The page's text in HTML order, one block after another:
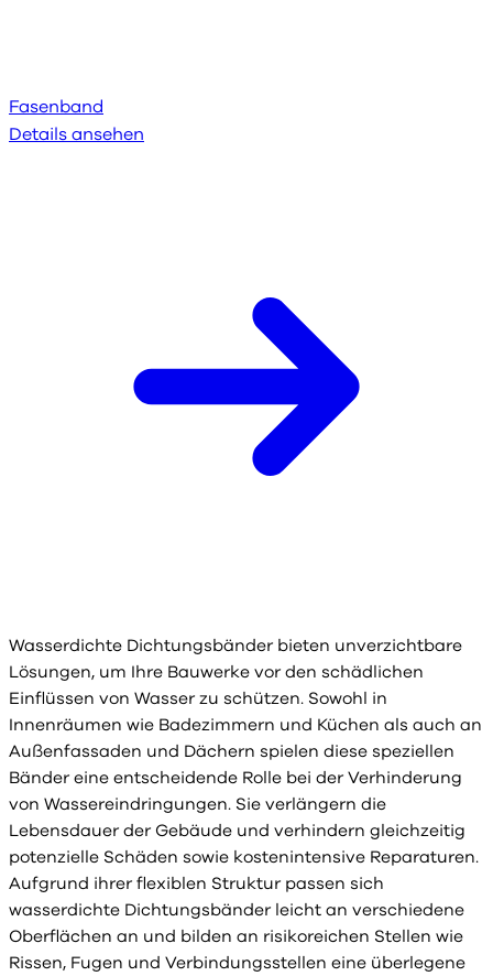
Fasenband
Details ansehen
Wasserdichte Dichtungsbänder bieten unverzichtbare
Lösungen, um Ihre Bauwerke vor den schädlichen
Einflüssen von Wasser zu schützen. Sowohl in
Innenräumen wie Badezimmern und Küchen als auch an
Außenfassaden und Dächern spielen diese speziellen
Bänder eine entscheidende Rolle bei der Verhinderung
von Wassereindringungen. Sie verlängern die
Lebensdauer der Gebäude und verhindern gleichzeitig
potenzielle Schäden sowie kostenintensive Reparaturen.
Aufgrund ihrer flexiblen Struktur passen sich
wasserdichte Dichtungsbänder leicht an verschiedene
Oberflächen an und bilden an risikoreichen Stellen wie
Rissen, Fugen und Verbindungsstellen eine überlegene